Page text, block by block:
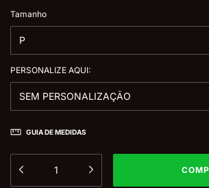
Tamanho
PERSONALIZE AQUI:
GUIA DE MEDIDAS